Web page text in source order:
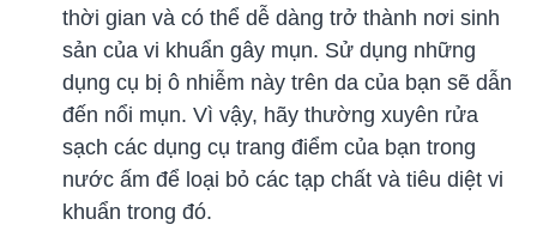
thời gian và có thể dễ dàng trở thành nơi sinh
sản của vi khuẩn gây mụn. Sử dụng những
dụng cụ bị ô nhiễm này trên da của bạn sẽ dẫn
đến nổi mụn. Vì vậy, hãy thường xuyên rửa
sạch các dụng cụ trang điểm của bạn trong
nước ấm để loại bỏ các tạp chất và tiêu diệt vi
khuẩn trong đó.